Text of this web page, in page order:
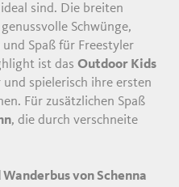
sind. Die breiten
Schwünge,
Spaß für Freestyler
ist dasOutdoor Kids
spielerisch ihre ersten
Für zusätzlichen Spaß
, die durch verschneite
Wanderbus von Schenna